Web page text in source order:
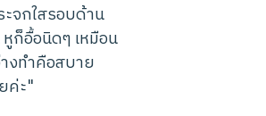
จกใสรอบด้าน
ก็อื้อนิดๆ เหมือน
งทำคือสบาย
ค่ะ"